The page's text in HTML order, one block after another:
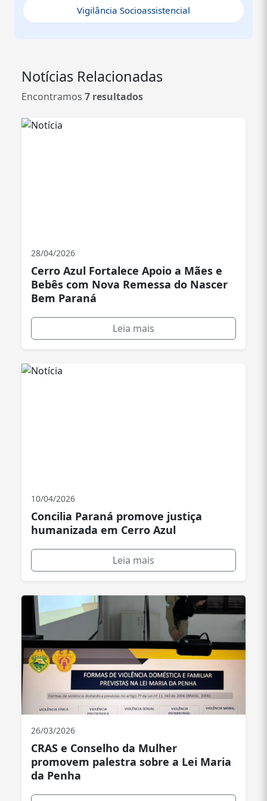
decisões a partir da realidade do território.Dessa forma,
busca-se garantir a efetividade dos serviços ofertados,
Vigilância Socioassistencial
Notícias Relacionadas
Encontramos 7 resultados
28/04/2026
Cerro Azul Fortalece Apoio a Mães e
Bebês com Nova Remessa do Nascer
Bem Paraná
Leia mais
10/04/2026
Concilia Paraná promove justiça
humanizada em Cerro Azul
Leia mais
26/03/2026
CRAS e Conselho da Mulher
promovem palestra sobre a Lei Maria
da Penha